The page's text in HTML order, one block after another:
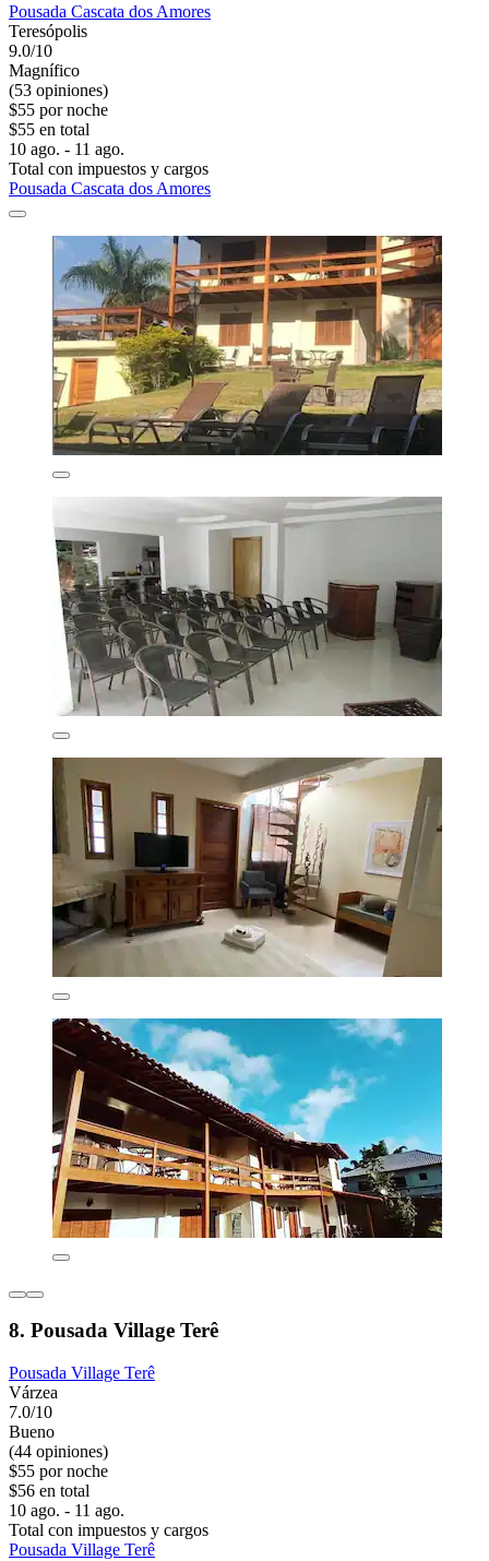
Pousada Cascata dos Amores
Teresópolis
9.0/10
Magnífico
(53 opiniones)
$55 por noche
$55 en total
10 ago. - 11 ago.
Total con impuestos y cargos
Pousada Cascata dos Amores
8. Pousada Village Terê
Pousada Village Terê
Várzea
7.0/10
Bueno
(44 opiniones)
$55 por noche
$56 en total
10 ago. - 11 ago.
Total con impuestos y cargos
Pousada Village Terê